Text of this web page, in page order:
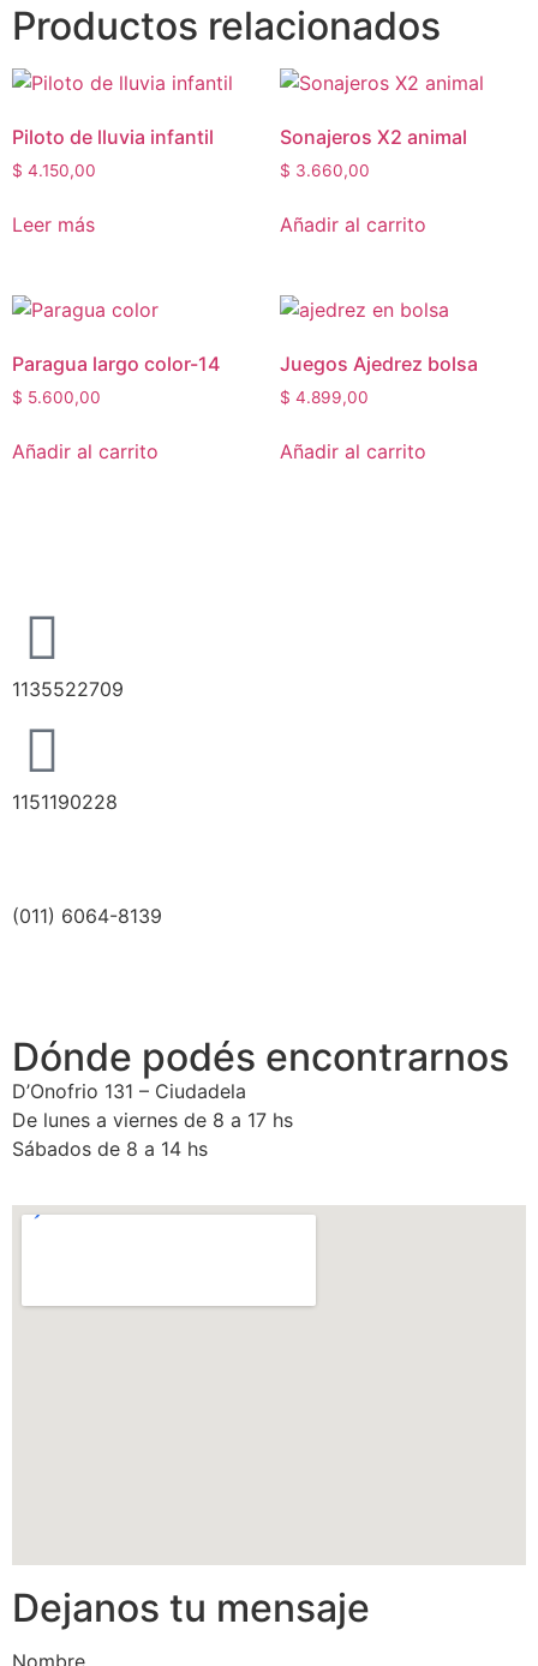
Productos relacionados
Piloto de lluvia infantil
$ 4.150,00
Leer más
Sonajeros X2 animal
$ 3.660,00
Añadir al carrito
Paragua largo color-14
$ 5.600,00
Añadir al carrito
Juegos Ajedrez bolsa
$ 4.899,00
Añadir al carrito
1135522709
1151190228
(011) 6064-8139
Dónde podés encontrarnos
D’Onofrio 131 – Ciudadela
De lunes a viernes de 8 a 17 hs
Sábados de 8 a 14 hs
Dejanos tu mensaje
Nombre